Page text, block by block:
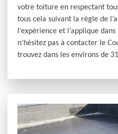
votre toiture en respectant
tous cela suivant la règle de
l’expérience et l’applique
n’hésitez pas à contacter le
trouvez dans les environs de